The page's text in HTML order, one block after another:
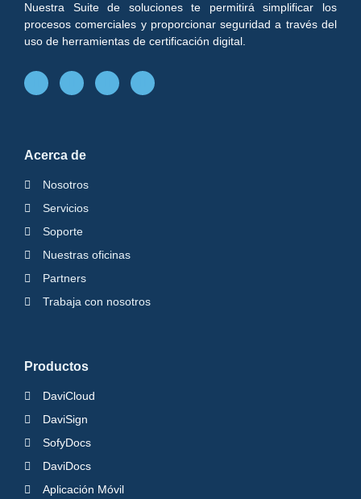
Nuestra Suite de soluciones te permitirá simplificar los
procesos comerciales y proporcionar seguridad a través del
uso de herramientas de certificación digital.
Acerca de
Nosotros
Servicios
Soporte
Nuestras oficinas
Partners
Trabaja con nosotros
Productos
DaviCloud
DaviSign
SofyDocs
DaviDocs
Aplicación Móvil